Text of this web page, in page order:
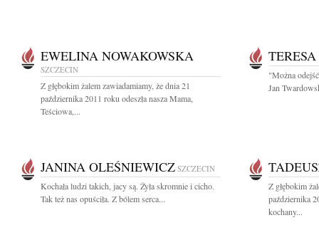
EWELINA NOWAKOWSKA
SZCZECIN
Z głębokim żalem zawiadamiamy, że dnia 21
października 2011 roku odeszła nasza Mama,
Teściowa,...
"Można
Jan
JANINA OLEŚNIEWICZ SZCZECIN
Kochała ludzi takich, jacy są. Żyła skromnie i cicho.
Tak też nas opuściła. Z bólem serca...
Z głębokim
października
kochany...